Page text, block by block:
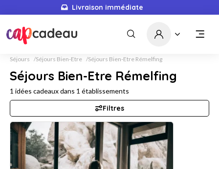
Livraison immédiate
Séjours Séjours Bien-Etre Séjours Bien-Etre Rémelfing
Séjours Bien-Etre Rémelfing
1 idées cadeaux dans 1 établissements
Filtres